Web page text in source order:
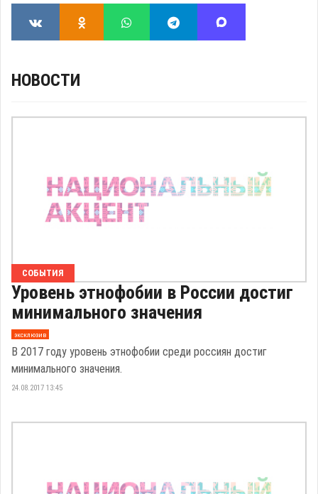
НОВОСТИ
СОБЫТИЯ
Уровень этнофобии в России достиг
минимального значения
эксклюзив
В 2017 году уровень этнофобии среди россиян достиг
минимального значения.
24.08.2017 13:45